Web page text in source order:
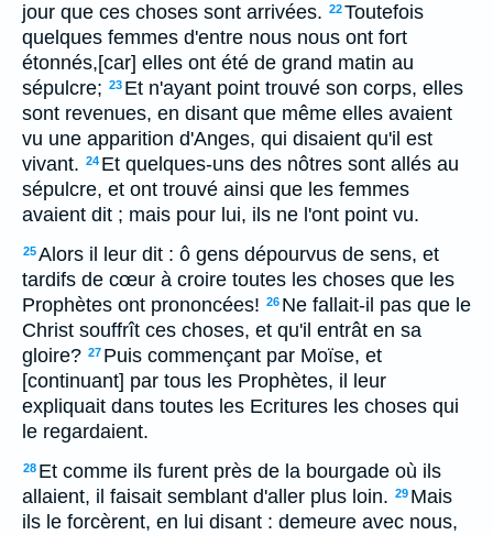
jour que ces choses sont arrivées. 22Toutefois
quelques femmes d'entre nous nous ont fort
étonnés,[car] elles ont été de grand matin au
sépulcre; 23 Et n'ayant point trouvé son corps, elles
sont revenues, en disant que même elles avaient
vu une apparition d'Anges, qui disaient qu'il est
vivant. 24 Et quelques-uns des nôtres sont allés au
sépulcre, et ont trouvé ainsi que les femmes
avaient dit ; mais pour lui, ils ne l'ont point vu.
25Alors il leur dit : ô gens dépourvus de sens, et
tardifs de cœur à croire toutes les choses que les
Prophètes ont prononcées! 26 Ne fallait-il pas que le
Christ souffrît ces choses, et qu'il entrât en sa
gloire? 27 Puis commençant par Moïse, et
[continuant] par tous les Prophètes, il leur
expliquait dans toutes les Ecritures les choses qui
le regardaient.
28 Et comme ils furent près de la bourgade où ils
allaient, il faisait semblant d'aller plus loin. 29 Mais
ils le forcèrent, en lui disant : demeure avec nous,